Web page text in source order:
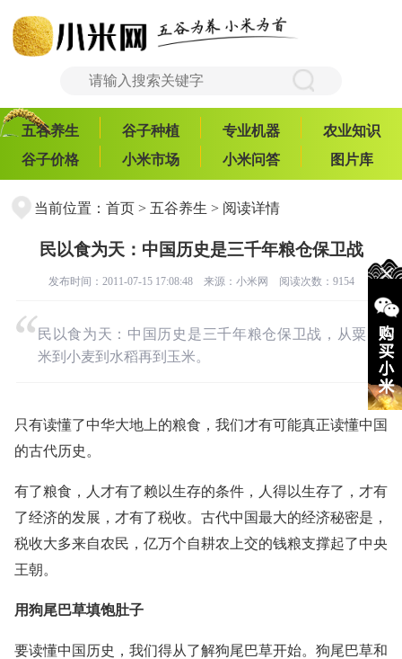
五谷养生 谷子种植 专业机器
农业知识
谷子价格
小米市场 小米问答 图片库
当前位置： 首页> 五谷养生 > 阅读详情
民以食为天：中国历史是三千年粮仓保卫战
发布时间：2011-07-15 17:08:48 来源： 小米网 阅读次数：9154
民以食为天：中国历史是三千年粮仓保卫战，从粟
米到小麦到水稻再到玉米。
只有读懂了中华大地上的粮食，我们才有可能真正读懂中国
的古代历史。
有了粮食，人才有了赖以生存的条件，人得以生存了，才有
了经济的发展，才有了税收。古代中国最大的经济秘密是，
税收大多来自农民，亿万个自耕农上交的钱粮支撑起了中央
王朝。
用狗尾巴草填饱肚子
要读懂中国历史，我们得从了解狗尾巴草开始。狗尾巴草和